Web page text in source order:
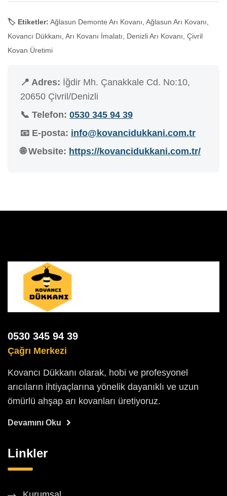
🏷️ Etiketler: Ağlasun Demonte Arı Kovanı, Ağlasun Arı Kovanı,
Kovancı Dükkanı, Arı Kovanı İmalatı, Denizli Arı Kovanı, Çivril
Kovan Üretimi
📍 Adres: İğdir Mh. Çanakkale Cd. No:10,
20650 Çivril/Denizli
📞 Telefon: 0530 345 94 39
📧 E-posta: info@kovancidukkani.com.tr
🌐 Website: https://kovancidukkani.com.tr/
0530 345 94 39
Çağrı Merkezi
Kovancı Dükkanı olarak, hobi ve profesyonel
arıcıların ihtiyaçlarına yönelik dayanıklı ve uzun
ömürlü ahşap arı kovanları üretiyoruz.
Devamını Oku
Linkler